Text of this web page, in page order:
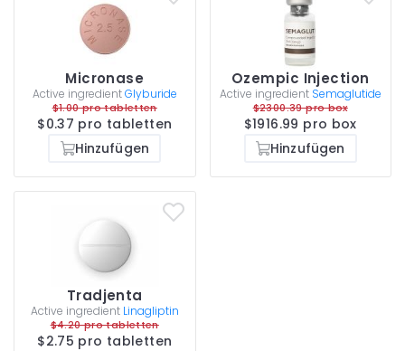
Micronase
Active ingredientGlyburide
$1.00 pro tabletten
$0.37 pro tabletten
Hinzufügen
Ozempic Injection
Active ingredient Semaglutide
$2300.39 pro box
$1916.99 pro box
Hinzufügen
Tradjenta
Active ingredient Linagliptin
$4.20 pro tabletten
$2.75 pro tabletten